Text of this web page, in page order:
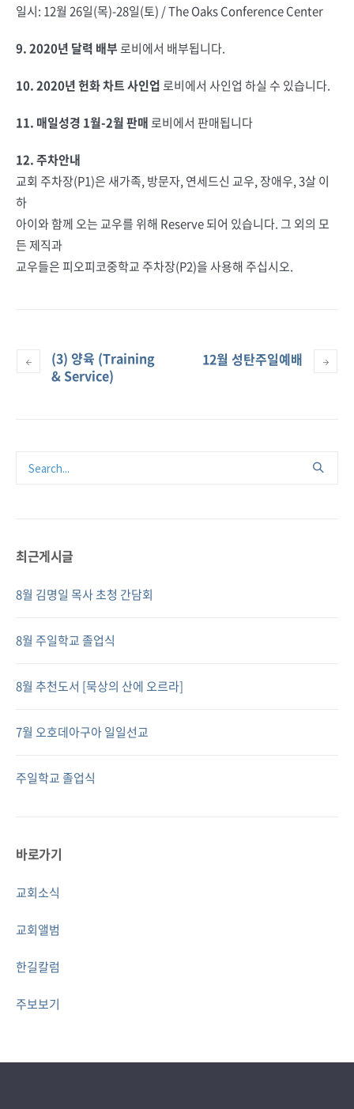
일시: 12월 26일(목)-28일(토) / The Oaks Conference Center
9. 2020년 달력 배부로비에서 배부됩니다.
10. 2020년 헌화 차트 사인업로비에서 사인업 하실 수 있습니다.
11. 매일성경 1월-2월 판매로비에서 판매됩니다
12. 주차안내
교회 주차장(P1)은 새가족, 방문자, 연세드신 교우, 장애우, 3살 이
하
아이와 함께 오는 교우를 위해 Reserve 되어 있습니다. 그 외의 모
든 제직과
교우들은 피오피코중학교 주차장(P2)을 사용해 주십시오.
(3) 양육 (Training
& Service)
12월 성탄주일예배
최근게시글
8월 김명일 목사 초청 간담회
8월 주일학교 졸업식
8월 추천도서 [묵상의 산에 오르라]
7월 오호데아구아 일일선교
주일학교 졸업식
바로가기
교회소식
교회앨범
한길칼럼
주보보기